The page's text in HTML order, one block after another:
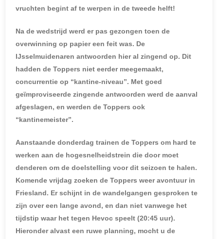
vruchten begint af te werpen in de tweede helft!
Na de wedstrijd werd er pas gezongen toen de
overwinning op papier een feit was. De
IJsselmuidenaren antwoorden hier al zingend op. Dit
hadden de Toppers niet eerder meegemaakt,
concurrentie op “kantine-niveau”. Met goed
geïmproviseerde zingende antwoorden werd de aanval
afgeslagen, en werden de Toppers ook
“kantinemeister”.
Aanstaande donderdag trainen de Toppers om hard te
werken aan de hogesnelheidstrein die door moet
denderen om de doelstelling voor dit seizoen te halen.
Komende vrijdag zoeken de Toppers weer avontuur in
Friesland. Er schijnt in de wandelgangen gesproken te
zijn over een lange avond, en dan niet vanwege het
tijdstip waar het tegen Hevoc speelt (20:45 uur).
Hieronder alvast een ruwe planning, mocht u de